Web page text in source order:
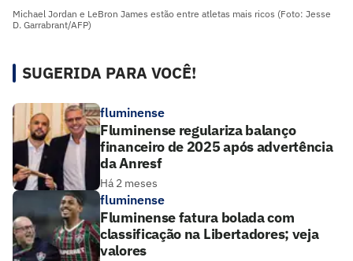
Michael Jordan e LeBron James estão entre atletas mais ricos (Foto: Jesse
D. Garrabrant/AFP)
SUGERIDA PARA VOCÊ!
fluminense
Fluminense regulariza balanço
financeiro de 2025 após advertência
da Anresf
Há 2 meses
fluminense
Fluminense fatura bolada com
classificação na Libertadores; veja
valores